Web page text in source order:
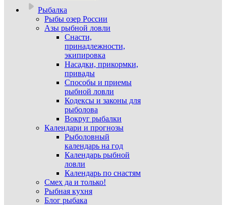
Рыбалка
Рыбы озер России
Азы рыбной ловли
Снасти,
принадлежности,
экипировка
Насадки, прикормки,
привады
Способы и приемы
рыбной ловли
Кодексы и законы для
рыболова
Вокруг рыбалки
Календари и прогнозы
Рыболовный
календарь на год
Календарь рыбной
ловли
Календарь по снастям
Смех да и только!
Рыбная кухня
Блог рыбака